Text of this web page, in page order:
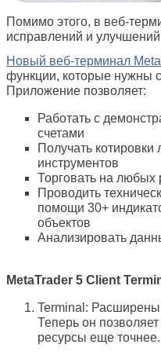
Помимо этого, в веб-
исправлений и
Новый веб-терминал
функции, которые нужны
Приложение позволяет:
Работать с
счетами
Получать
инструментов
Торговать на любых
Проводить
помощи 30+
объектов
Анализировать
MetaTrader 5 Client
Terminal:
Теперь он
ресурсы еще точнее.